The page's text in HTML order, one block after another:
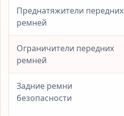
Преднатяжители передних
ремней
Ограничители передних
ремней
Задние ремни
безопасности